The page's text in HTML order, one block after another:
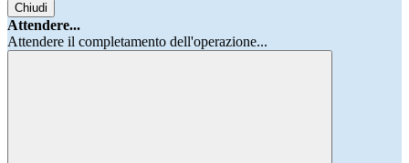
Chiudi
Attendere...
Attendere il completamento dell'operazione...